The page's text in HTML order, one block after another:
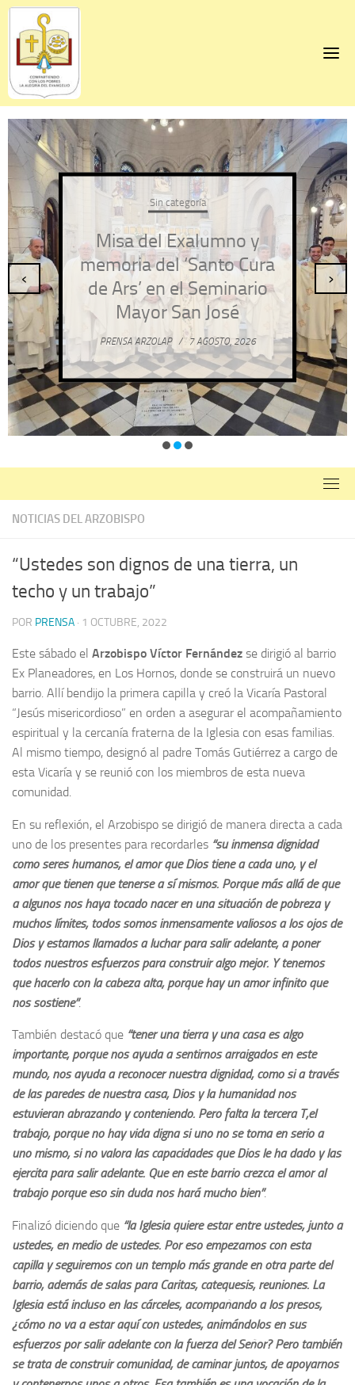
Skip
content
Sin categoría
Misa del Exalumno y
memoria del ‘Santo Cura
de Ars’ en el Seminario
Mayor San José
PRENSA ARZOLAP / 7 AGOSTO, 2026
‹ ›
NOTICIAS DEL ARZOBISPO
“Ustedes son dignos de una tierra, un
techo y un trabajo”
POR PRENSA · 1 OCTUBRE, 2022
Este sábado el Arzobispo Víctor Fernández se dirigió al barrio
Ex Planeadores, en Los Hornos, donde se construirá un nuevo
barrio. Allí bendijo la primera capilla y creó la Vicaría Pastoral
“Jesús misericordioso” en orden a asegurar el acompañamiento
espiritual y la cercanía fraterna de la Iglesia con esas familias.
Al mismo tiempo, designó al padre Tomás Gutiérrez a cargo de
esta Vicaría y se reunió con los miembros de esta nueva
comunidad.
En su reflexión, el Arzobispo se dirigió de manera directa a cada
uno de los presentes para recordarles “su inmensa dignidad
como seres humanos, el amor que Dios tiene a cada uno, y el
amor que tienen que tenerse a sí mismos. Porque más allá de que
a algunos nos haya tocado nacer en una situación de pobreza y
muchos límites, todos somos inmensamente valiosos a los ojos de
Dios y estamos llamados a luchar para salir adelante, a poner
todos nuestros esfuerzos para construir algo mejor. Y tenemos
que hacerlo con la cabeza alta, porque hay un amor infinito que
nos sostiene”.
También destacó que “tener una tierra y una casa es algo
importante, porque nos ayuda a sentirnos arraigados en este
mundo, nos ayuda a reconocer nuestra dignidad, como si a través
de las paredes de nuestra casa, Dios y la humanidad nos
estuvieran abrazando y conteniendo. Pero falta la tercera T,el
trabajo, porque no hay vida digna si uno no se toma en serio a
uno mismo, si no valora las capacidades que Dios le ha dado y las
ejercita para salir adelante. Que en este barrio crezca el amor al
trabajo porque eso sin duda nos hará mucho bien”.
Finalizó diciendo que “la Iglesia quiere estar entre ustedes, junto a
ustedes, en medio de ustedes. Por eso empezamos con esta
capilla y seguiremos con un templo más grande en otra parte del
barrio, además de salas para Caritas, catequesis, reuniones. La
Iglesia está incluso en las cárceles, acompañando a los presos,
¿cómo no va a estar aquí con ustedes, animándolos en sus
esfuerzos por salir adelante con la fuerza del Señor? Pero también
se trata de construir comunidad, de caminar juntos, de apoyarnos